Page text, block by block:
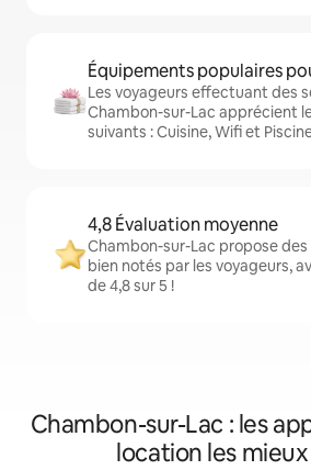
Équipements populaires
Les voyageurs effectuant des
Chambon-sur-Lac apprécient
suivants : Cuisine, Wifi et
4,8 Évaluation moyenne
Chambon-sur-Lac propose
bien notés par les voyageurs,
de 4,8 sur 5 !
Chambon-sur-Lac : les
location les